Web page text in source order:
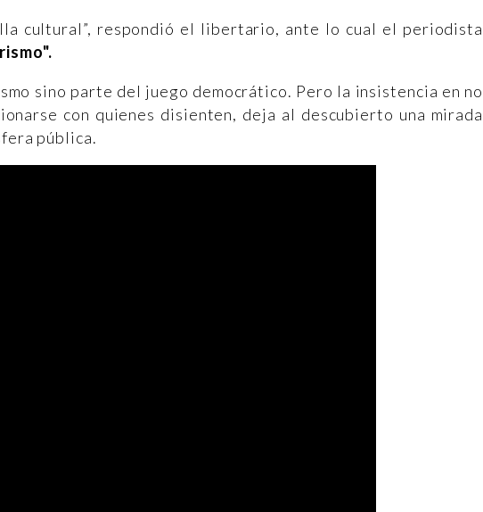
cultural”, respondió el libertario, ante lo cual el periodista
sino parte del juego democrático. Pero la insistencia en no
con quienes disienten, deja al descubierto una mirada
pública.